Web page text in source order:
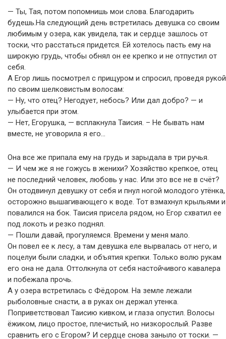
— Ты, Тая, потом попомнишь мои слова. Благодарить
будешь.На следующий день встретилась девушка со своим
любимым у озера, как увидела, так и сердце зашлось от
тоски, что расстаться придется. Ей хотелось пасть ему на
широкую грудь, чтобы обнял он ее крепко и не отпустил от
себя.
А Егор лишь посмотрел с прищуром и спросил, проведя рукой
по своим шелковистым волосам:
— Ну, что отец? Негодует, небось? Или дал добро? — и
улыбается при этом.
— Нет, Егорушка, — всплакнула Таисия. – Не бывать нам
вместе, не уговорила я его…
Она все же припала ему на грудь и зарыдала в три ручья.
— И чем же я не гожусь в женихи? Хозяйство крепкое, отец
не последний человек, любовь у нас. Или это все не в счёт?
Он отодвинул девушку от себя и пнул ногой молодого утёнка,
осторожно вышагивающего к воде. Тот взмахнул крыльями и
повалился на бок. Таисия присела рядом, но Егор схватил ее
под локоть и резко поднял.
— Пошли давай, прогуляемся. Времени у меня мало.
Он повел ее к лесу, а там девушка еле вырвалась от него, и
поцелуи были сладки, и объятия крепки. Только волю рукам
его она не дала. Оттолкнула от себя настойчивого кавалера
и побежала прочь.
А у озера встретилась с Фёдором. На земле лежали
рыболовные снасти, а в руках он держал утенка.
Поприветствовал Таисию кивком, и глаза опустил. Волосы
ёжиком, лицо простое, плечистый, но низкорослый. Разве
сравнить его с Егором? И сердце снова заныло от тоски. —